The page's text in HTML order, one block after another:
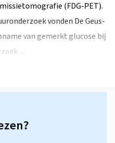
(FDG-PET).
vonden De Geus-
van gemerkt glucose bij